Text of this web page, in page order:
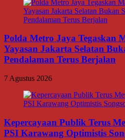
Polda Metro Jaya Tegaskan
Yayasan Jakarta Selatan
Pendalaman Terus Berjalan
7 Agustus 2026
Kepercayaan Publik Terus
PSI Karawang Optimistis